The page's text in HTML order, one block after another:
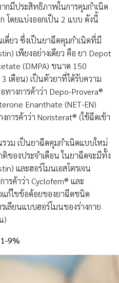
ากมีประสิทธิภาพในการคุมกำเนิด
โดยแบ่งออกเป็น 2 แบบ ดังนี้
ดี่ยว ซึ่งเป็นยาฉีดคุมกำเนิดที่มี
เพียงอย่างเดียว คือ ยา Depot
(DMPA) ขนาด 150
เดือน) เป็นตัวยาที่ได้รับความ
างการค้าว่า Depo-Provera®
Enanthate (NET-EN)
ารค้าว่า Noristerat® (ใช้ฉีดเข้า
วม เป็นยาฉีดคุมกำเนิดแบบใหม่
ของประจำเดือน ในยาฉีดจะมีทั้ง
และฮอร์โมนเอสโตรเจน
รค้าว่า Cyclofem® และ
ก้ไขข้อด้อยของยาฉีดชนิด
เลียนแบบฮอร์โมนของร่างกาย
)
9%